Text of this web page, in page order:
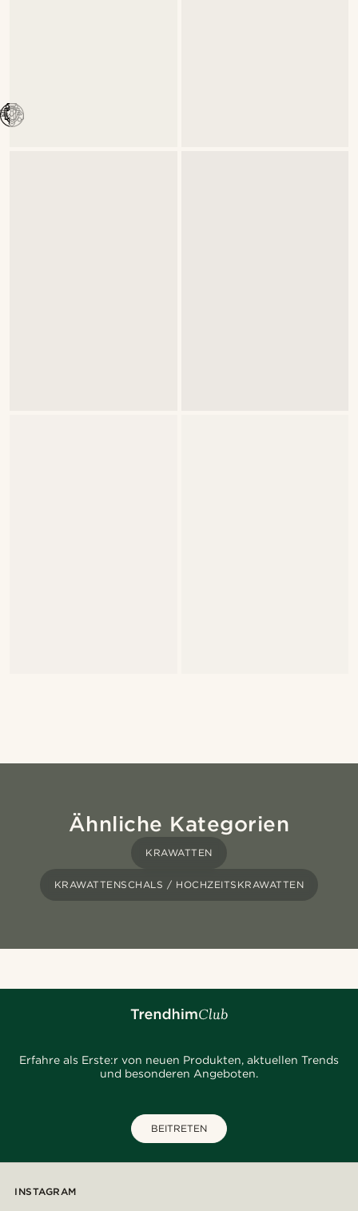
Ähnliche Kategorien
KRAWATTEN
KRAWATTENSCHALS / HOCHZEITSKRAWATTEN
Erfahre als Erste:r von neuen Produkten, aktuellen Trends
und besonderen Angeboten.
BEITRETEN
INSTAGRAM